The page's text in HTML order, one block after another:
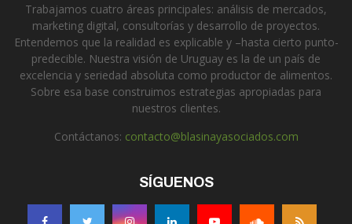
Trabajamos cuatro áreas principales: análisis de mercados,
marketing digital, consultorías y desarrollo de proyectos.
Entendemos que la realidad es explicable y –hasta cierto punto-
predecible. Nuestra visión de Uruguay es la de un país de
excelencia y seriedad absoluta como productor de alimentos.
Sobre esa base construimos estrategias apropiadas para
nuestros clientes.
Contáctanos: contacto@blasinayasociados.com
SÍGUENOS